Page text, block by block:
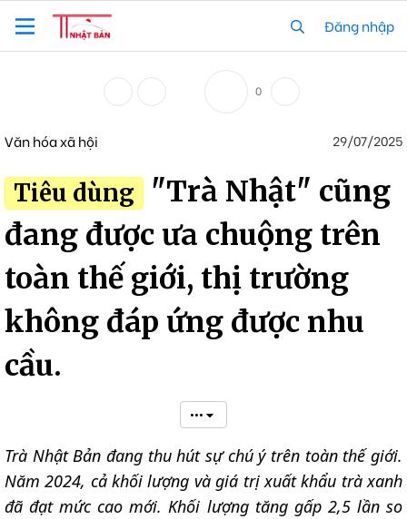
Đăng nhập
0
Văn hóa xã hội 29/07/2025
Tiêu dùng
"Trà Nhật" cũng
đang được ưa chuộng trên
toàn thế giới, thị trường
không đáp ứng được nhu
cầu.
•••
Trà Nhật Bản đang thu hút sự chú ý trên toàn thế giới.
Năm 2024, cả khối lượng và giá trị xuất khẩu trà xanh
đã đạt mức cao mới. Khối lượng tăng gấp 2,5 lần so